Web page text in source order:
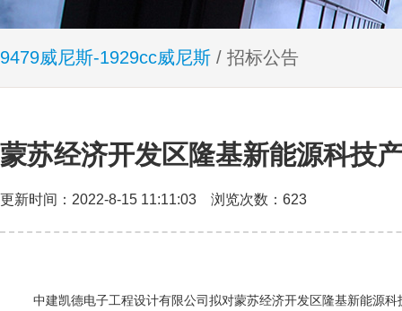
9479威尼斯-1929cc威尼斯 / 招标公告
蒙苏经济开发区隆基新能源科技
更新时间：2022-8-15 11:11:03 浏览次数：623
中建凯德电子工程设计有限公司拟对蒙苏经济开发区隆基新能源